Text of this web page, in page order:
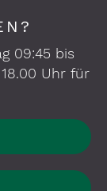
09:45 bis
Uhr für